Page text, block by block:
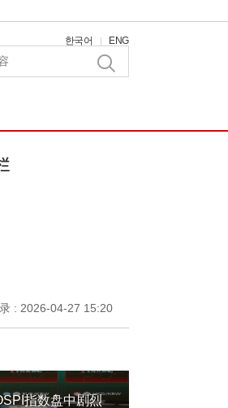
한국어 | ENG
: 2026-04-27 15:20
指数盘中剧烈